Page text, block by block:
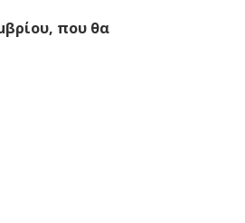
που θα